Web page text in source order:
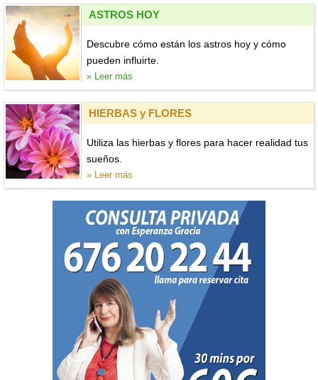
ASTROS HOY
Descubre cómo están los astros hoy y cómo
pueden influirte.
» Leer más
HIERBAS y FLORES
Utiliza las hierbas y flores para hacer realidad tus
sueños.
» Leer más